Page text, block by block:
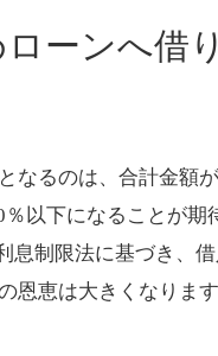
ーンへ借
なるのは、合計金額
以下になることが期
息制限法に基づき、
恩恵は大きくなります